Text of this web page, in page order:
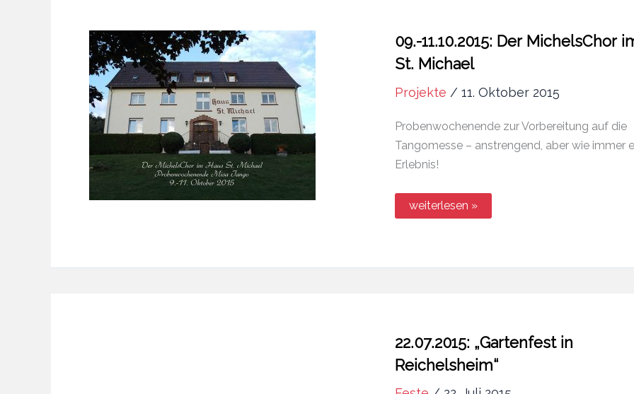
09.-11.10.2015: Der MichelsChor
St. Michael
Projekte / 11. Oktober 2015
Probenwochenende zur Vorbereitung auf die
Tangomesse – anstrengend, aber wie immer
Erlebnis!
09.-11.10.2015:
Der
weiterlesen »
22.07.2015: „Gartenfest in
Reichelsheim“